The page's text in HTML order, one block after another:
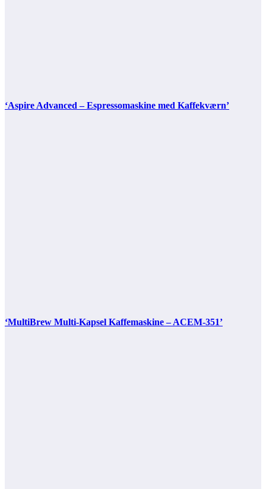
‘Aspire Advanced – Espressomaskine med Kaffekværn’
‘MultiBrew Multi-Kapsel Kaffemaskine – ACEM-351’